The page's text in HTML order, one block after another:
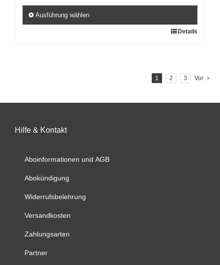
der
Produktseite
Ausführung wählen
Die
können
Produktseite
gewählt
Details
1 2 3 Vor
Hilfe & Kontakt
Aboinformationen und AGB
Abokündigung
Widerrufsbelehrung
Versandkosten
Zahlungsarten
Partner